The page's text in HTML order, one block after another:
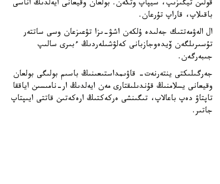
قولىن تيگىزىپ، سيپاپ وتكەن. بولعان وقيعانى ايەلدىڭ اناسى
باقىلاپ، قاراپ تۇرعان.
ال الەۋمەتتىك جەلىدە ۇلكەن اشۋ-ىزا تۋعىزعان وسى ساتتەر
تۇسىرىلگەن ۆيدەوجازبانى كەلۋشىلەردىڭ ءبىرى سالىپ
جىبەرگەن.
جەرگىلىكتى ينتەرنەت- قاۋىمداستىعىنىڭ باسىم بولىگى بولعان
وقيعانى يسلامنىڭ قۇندىلىقتارى مەن ايەلدىڭ ار-نامىسىن اياققا
تاپتاۋ دەپ باعالاپ، تىگىنشى ەركەكتىڭ ارەكەتىن قاتتى ايىپتاپ
جاتىر.